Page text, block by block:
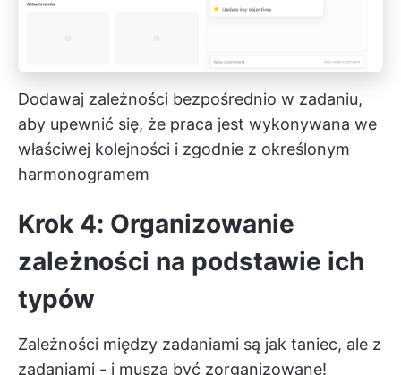
Dodawaj zależności bezpośrednio w zadaniu,
aby upewnić się, że praca jest wykonywana we
właściwej kolejności i zgodnie z określonym
harmonogramem
Krok 4: Organizowanie
zależności na podstawie ich
typów
Zależności między zadaniami są jak taniec, ale z
zadaniami - i muszą być zorganizowane!